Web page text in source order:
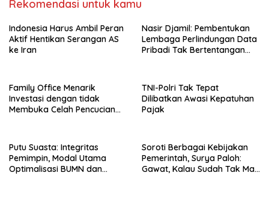
Rekomendasi untuk kamu
Indonesia Harus Ambil Peran
Aktif Hentikan Serangan AS
ke Iran
Nasir Djamil: Pembentukan
Lembaga Perlindungan Data
Pribadi Tak Bertentangan
Family Office Menarik
Investasi dengan tidak
Membuka Celah Pencucian
TNI-Polri Tak Tepat
Dilibatkan Awasi Kepatuhan
Pajak
Putu Suasta: Integritas
Pemimpin, Modal Utama
Optimalisasi BUMN dan
Soroti Berbagai Kebijakan
Pemerintah, Surya Paloh:
Gawat, Kalau Sudah Tak Mau